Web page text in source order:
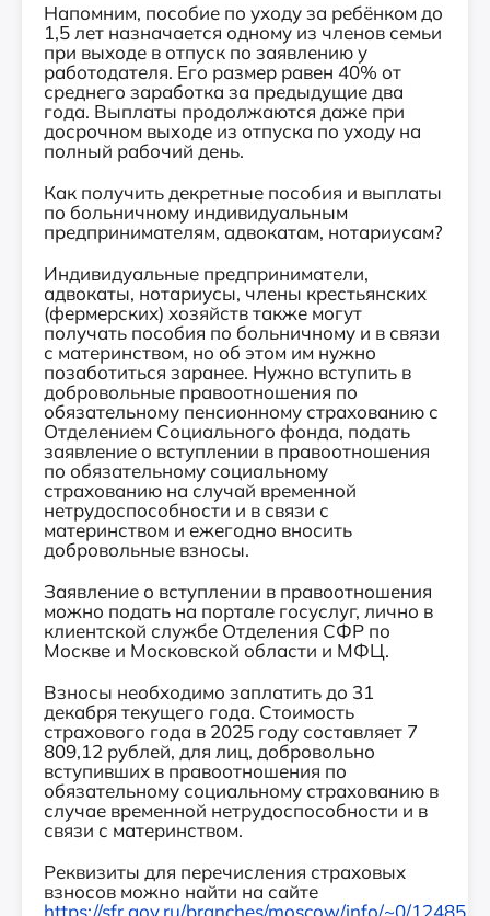
Напомним, пособие по уходу за ребёнком до
1,5 лет назначается одному из членов семьи
при выходе в отпуск по заявлению у
работодателя. Его размер равен 40% от
среднего заработка за предыдущие два
года. Выплаты продолжаются даже при
досрочном выходе из отпуска по уходу на
полный рабочий день.
Как получить декретные пособия и выплаты
по больничному индивидуальным
предпринимателям, адвокатам, нотариусам?
Индивидуальные предприниматели,
адвокаты, нотариусы, члены крестьянских
(фермерских) хозяйств также могут
получать пособия по больничному и в связи
с материнством, но об этом им нужно
позаботиться заранее. Нужно вступить в
добровольные правоотношения по
обязательному пенсионному страхованию с
Отделением Социального фонда, подать
заявление о вступлении в правоотношения
по обязательному социальному
страхованию на случай временной
нетрудоспособности и в связи с
материнством и ежегодно вносить
добровольные взносы.
Заявление о вступлении в правоотношения
можно подать на портале госуслуг, лично в
клиентской службе Отделения СФР по
Москве и Московской области и МФЦ.
Взносы необходимо заплатить до 31
декабря текущего года. Стоимость
страхового года в 2025 году составляет 7
809,12 рублей, для лиц, добровольно
вступивших в правоотношения по
обязательному социальному страхованию в
случае временной нетрудоспособности и в
связи с материнством.
Реквизиты для перечисления страховых
взносов можно найти на сайте
https://sfr.gov.ru/branches/moscow/info/~0/12485